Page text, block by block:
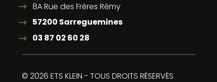
8A Rue des Frères Rémy
57200 Sarreguemines
03 87 02 60 28
© 2026 ETS KLEIN - TOUS DROITS RÉSERVÉS